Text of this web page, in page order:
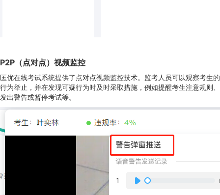
P2P（点对点）视频监控
匡优在线考试系统提供了点对点视频监控技术。监考人员可以观察考生的
行为举止，并在发现可疑行为时及时采取措施，例如提醒考生注意规则、
发出警告或暂停考试等。